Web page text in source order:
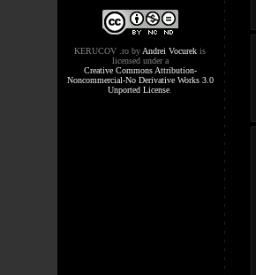
KERUCOV .ro by Andrei Vocurek is
licensed under a
Creative Commons Attribution-
Noncommercial-No Derivative Works 3.0
Unported License